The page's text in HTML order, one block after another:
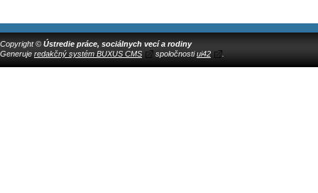
Copyright © Ústredie práce, sociálnych vecí a rodiny
Generuje redakčný systém BUXUS CMS spoločnostiui42